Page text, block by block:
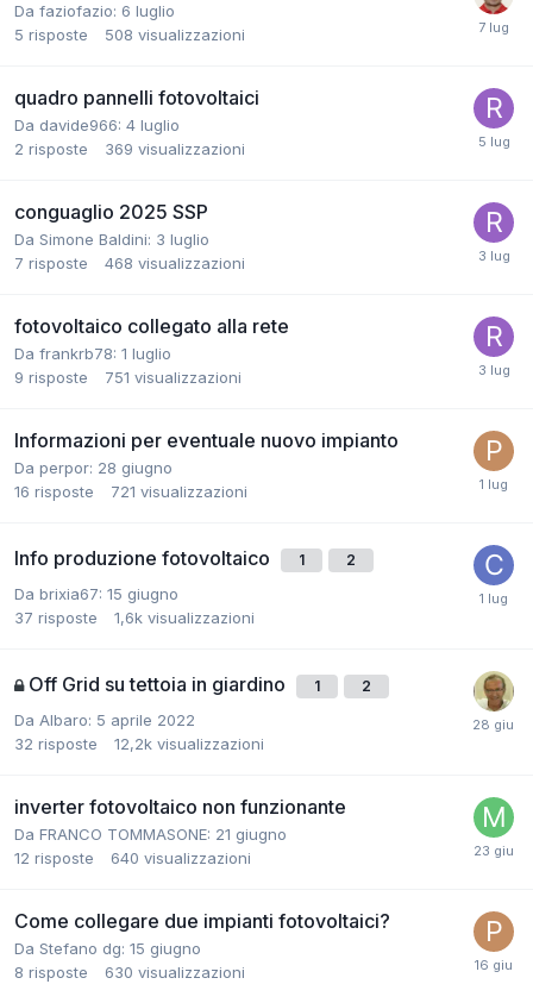
Da faziofazio: 6 luglio
5 risposte 508 visualizzazioni
quadro pannelli fotovoltaici
Da davide966: 4 luglio
2 risposte 369 visualizzazioni
conguaglio 2025 SSP
Da Simone Baldini: 3 luglio
7 risposte 468 visualizzazioni
fotovoltaico collegato alla rete
Da frankrb78: 1 luglio
9 risposte 751 visualizzazioni
Informazioni per eventuale nuovo impianto
Da perpor: 28 giugno
16 risposte 721 visualizzazioni
Info produzione fotovoltaico 1 2
Da brixia67: 15 giugno
37 risposte 1,6k visualizzazioni
Off Grid su tettoia in giardino 1 2
Da Albaro: 5 aprile 2022
32 risposte 12,2k visualizzazioni
inverter fotovoltaico non funzionante
Da FRANCO TOMMASONE: 21 giugno
12 risposte 640 visualizzazioni
Come collegare due impianti fotovoltaici?
Da Stefano dg: 15 giugno
8 risposte 630 visualizzazioni